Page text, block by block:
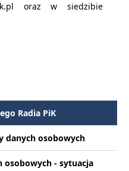
oraz w siedzibie
Radia PiK
danych osobowych
osobowych - sytuacja